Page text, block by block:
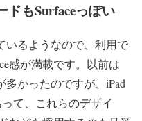
ドもSurfaceっぽい
いるようなので、利用で
感が満載です。以前は
多かったのですが、iPad
て、これらのデザイ